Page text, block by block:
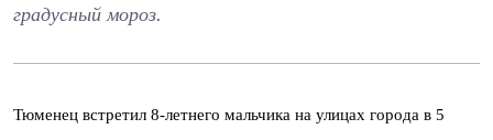
градусный мороз.
Тюменец встретил 8-летнего мальчика на улицах города в 5